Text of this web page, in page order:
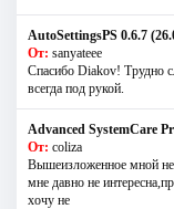
AutoSettingsPS 0.6.7
От: sanyateee
Спасибо Diakov! Трудно
всегда под рукой.
Advanced SystemCare
От: coliza
Вышеизложенное мной не
мне давно не
хочу не